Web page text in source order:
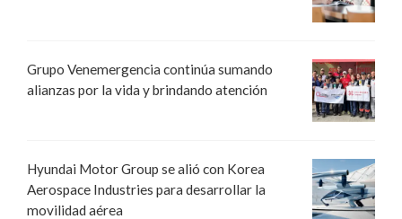
Grupo Venemergencia continúa sumando
alianzas por la vida y brindando atención
Hyundai Motor Group se alió con Korea
Aerospace Industries para desarrollar la
movilidad aérea